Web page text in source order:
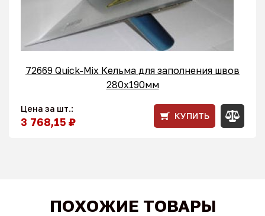
72669 Quick-Mix Кельма для заполнения швов
280x190мм
Цена за шт.:
3 768,15 ₽ КУПИТЬ
ПОХОЖИЕ ТОВАРЫ